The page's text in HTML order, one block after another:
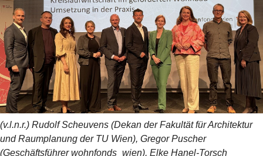
(v.l.n.r.) Rudolf Scheuvens (Dekan der Fakultät für Architektur
und Raumplanung der TU Wien), Gregor Puscher
(Geschäftsführer wohnfonds_wien), Elke Hanel-Torsch